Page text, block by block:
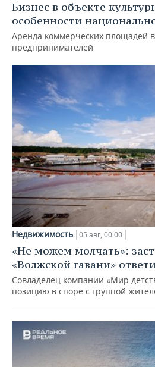
Бизнес в объекте
особенности
Аренда коммерческих площадей
предпринимателей
Недвижимость 05 авг, 00:00
«Не можем молчать»:
«Волжской гавани»
Совладелец компании «Мир
позицию в споре с группой